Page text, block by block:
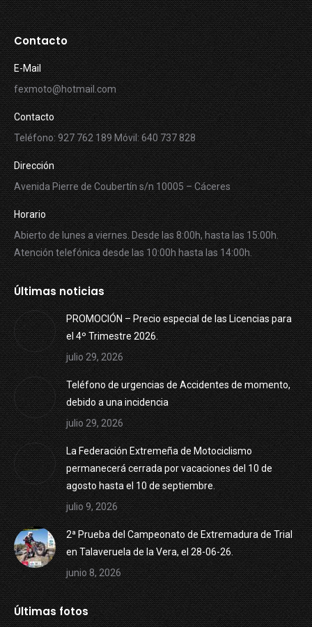
Contacto
E-Mail
fexmoto@hotmail.com
Contacto
Teléfono: 927 762 189 Móvil: 640 737 828
Dirección
Avenida Pierre de Coubertín s/n 10005 – Cáceres
Horario
Abierto de lunes a viernes. Desde las 8:00h, hasta las 15:00h.
Atención telefónica desde las 10:00h hasta las 14:00h.
Últimas noticias
PROMOCIÓN – Precio especial de las Licencias para
el 4º Trimestre 2026.
julio 29, 2026
Teléfono de urgencias de Accidentes de momento,
debido a una incidencia
julio 29, 2026
La Federación Extremeña de Motociclismo
permanecerá cerrada por vacaciones del 10 de
agosto hasta el 10 de septiembre.
julio 9, 2026
2ª Prueba del Campeonato de Extremadura de Trial
en Talaveruela de la Vera, el 28-06-26.
junio 8, 2026
Últimas fotos